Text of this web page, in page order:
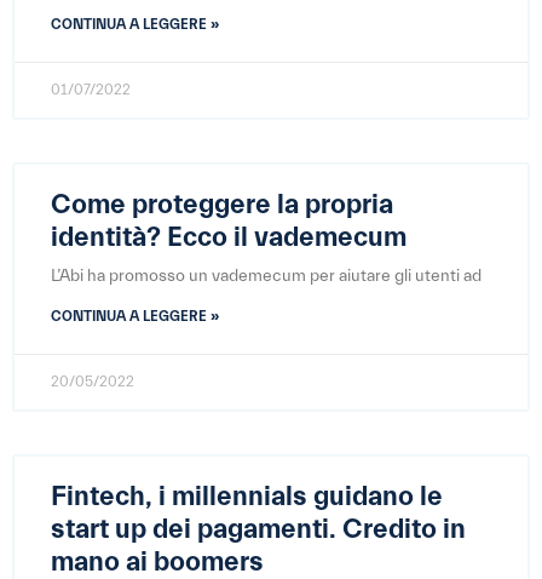
CONTINUA A LEGGERE »
01/07/2022
Come proteggere la propria
identità? Ecco il vademecum
L’Abi ha promosso un vademecum per aiutare gli utenti ad
CONTINUA A LEGGERE »
20/05/2022
Fintech, i millennials guidano le
start up dei pagamenti. Credito in
mano ai boomers